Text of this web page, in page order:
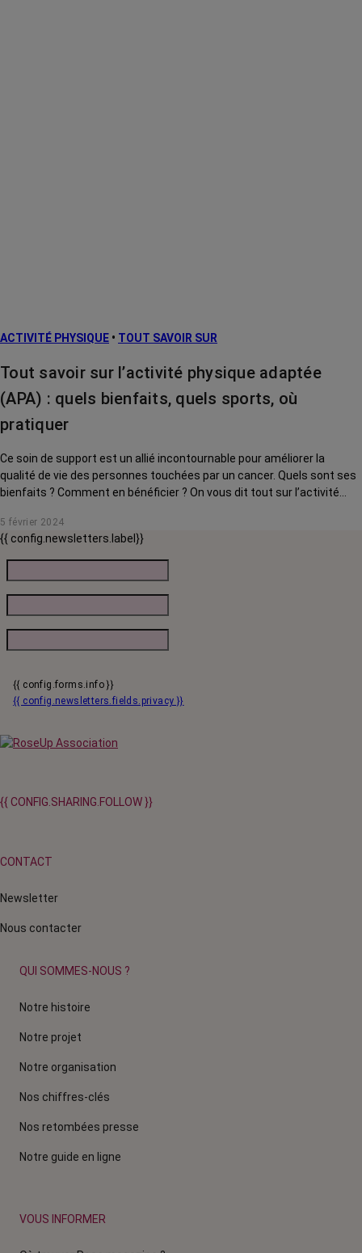
ACTIVITÉ PHYSIQUE • TOUT SAVOIR SUR
Tout savoir sur l’activité physique adaptée
(APA) : quels bienfaits, quels sports, où
pratiquer
Ce soin de support est un allié incontournable pour améliorer la
qualité de vie des personnes touchées par un cancer. Quels sont ses
bienfaits ? Comment en bénéficier ? On vous dit tout sur l’activité
5 février 2024
{{ config.newsletters.label}}
{{ config.forms.info }}
{{ config.newsletters.fields.privacy }}
{{ CONFIG.SHARING.FOLLOW }}
CONTACT
Newsletter
Nous contacter
QUI SOMMES-NOUS ?
Notre histoire
Notre projet
Notre organisation
Nos chiffres-clés
Nos retombées presse
Notre guide en ligne
VOUS INFORMER